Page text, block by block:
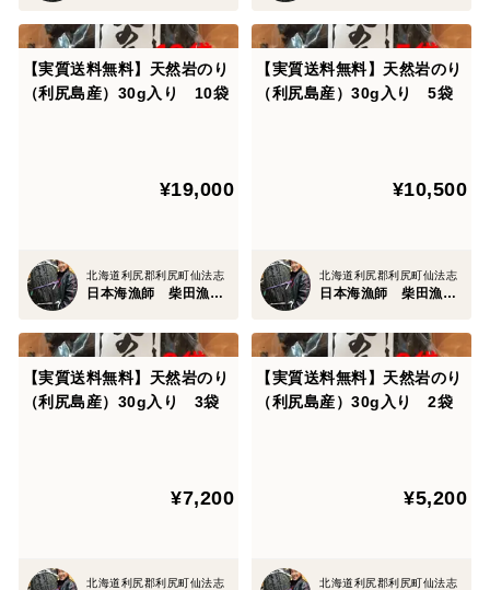
【実質送料無料】天然岩のり
（利尻島産）30g入り 10袋
¥19,000
北海道利尻郡利尻町仙法志
日本海漁師 柴田漁業部
【実質送料無料】天然岩のり
（利尻島産）30g入り 5袋
¥10,500
北海道利尻郡利尻町仙法志
日本海漁師 柴田漁業部
【実質送料無料】天然岩のり
（利尻島産）30g入り 3袋
¥7,200
北海道利尻郡利尻町仙法志
【実質送料無料】天然岩のり
（利尻島産）30g入り 2袋
¥5,200
北海道利尻郡利尻町仙法志